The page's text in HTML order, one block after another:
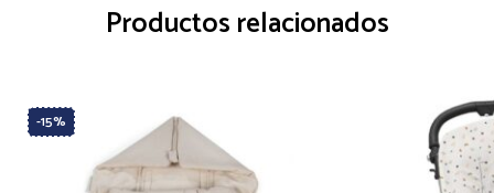
Productos relacionados
-15%